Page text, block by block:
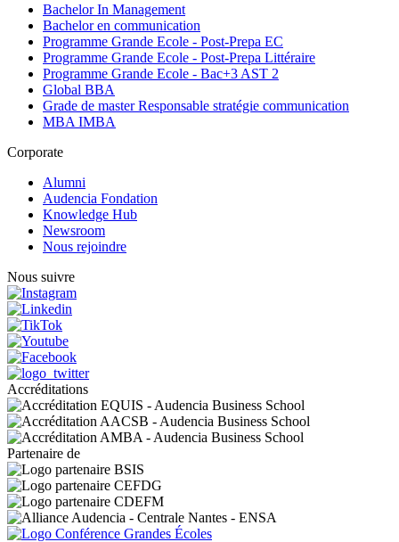
Bachelor In Management
Bachelor en communication
Programme Grande Ecole - Post-Prepa EC
Programme Grande Ecole - Post-Prepa Littéraire
Programme Grande Ecole - Bac+3 AST 2
Global BBA
Grade de master Responsable stratégie communication
MBA IMBA
Corporate
Alumni
Audencia Fondation
Knowledge Hub
Newsroom
Nous rejoindre
Nous suivre
Accréditations
Partenaire de